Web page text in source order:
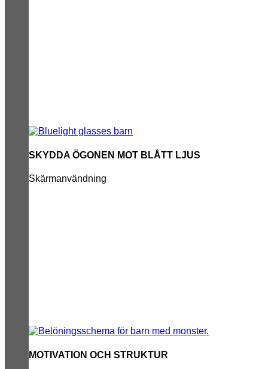
SKYDDA ÖGONEN MOT BLÅTT LJUS
Skärmanvändning
MOTIVATION OCH STRUKTUR